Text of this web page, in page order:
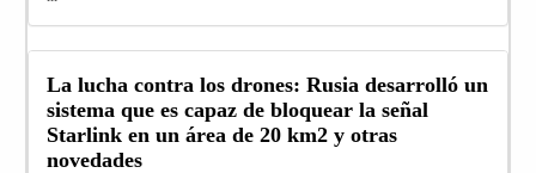
La lucha contra los drones: Rusia desarrolló un
sistema que es capaz de bloquear la señal
Starlink en un área de 20 km2 y otras
novedades